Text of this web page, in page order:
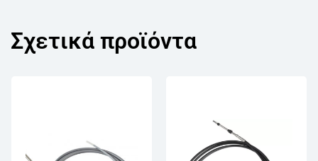
Σχετικά προϊόντα